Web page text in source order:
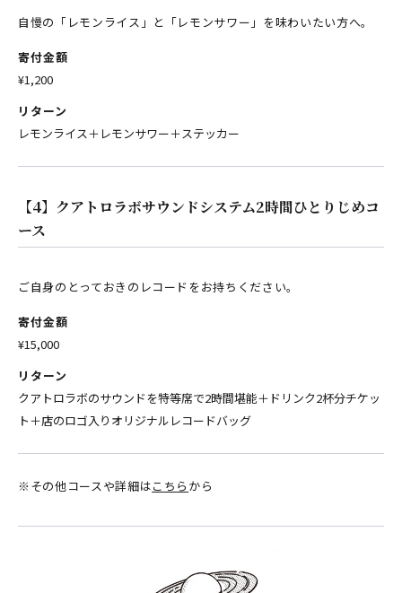
自慢の「レモンライス」と「レモンサワー」を味わいたい方へ。
寄付金額
¥1,200
リターン
レモンライス＋レモンサワー＋ステッカー
【4】クアトロラボサウンドシステム2時間ひとりじめコ
ース
ご自身のとっておきのレコードをお持ちください。
寄付金額
¥15,000
リターン
クアトロラボのサウンドを特等席で2時間堪能＋ドリンク2杯分チケッ
ト＋店のロゴ入りオリジナルレコードバッグ
※その他コースや詳細はこちら から